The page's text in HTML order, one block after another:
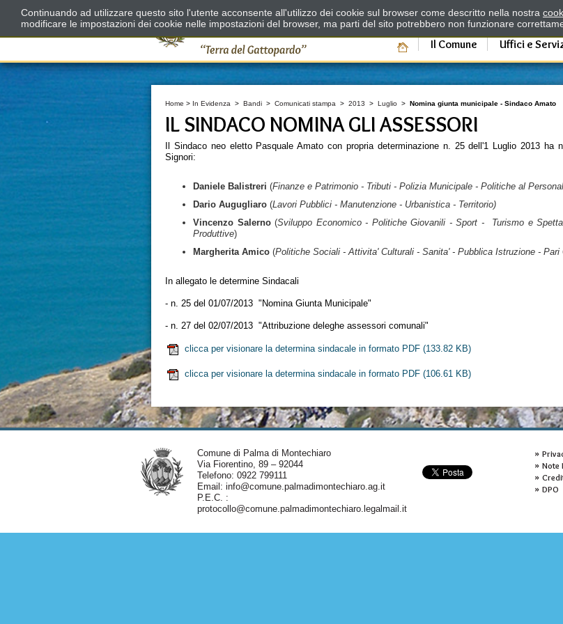
Il Comune Uffici e
Home > In Evidenza > Bandi > Comunicati stampa > 2013 > Luglio > Nomina giunta municipale - Sindaco Amato
IL SINDACO NOMINA GLI ASSESSORI
Il Sindaco neo eletto Pasquale Amato con propria determinazione n. 25 dell'1 Luglio 2013 ha
Signori:
Daniele Balistreri (Finanze e Patrimonio - Tributi - Polizia Municipale - Politiche al
Dario Augugliaro (Lavori Pubblici - Manutenzione - Urbanistica - Territorio)
Vincenzo Salerno(Sviluppo Economico - Politiche Giovanili - Sport - Turismo e
Produttive)
Margherita Amico (Politiche Sociali - Attivita' Culturali - Sanita' - Pubblica Istruzione - Pari
In allegato le determine Sindacali
- n. 25 del 01/07/2013 "Nomina Giunta Municipale"
- n. 27 del 02/07/2013 "Attribuzione deleghe assessori comunali"
clicca per visionare la determina sindacale in formato PDF (133.82 KB)
clicca per visionare la determina sindacale in formato PDF (106.61 KB)
Comune di Palma di Montechiaro
Via Fiorentino, 89 – 92044
Telefono: 0922 799111
Email: info@comune.palmadimontechiaro.ag.it
P.E.C. :
protocollo@comune.palmadimontechiaro.legalmail.it
Note
DPO
Continuando ad utilizzare questo sito l'utente acconsente all'utilizzo dei cookie sul browser come descritto nella nostra
modificare le impostazioni dei cookie nelle impostazioni del browser, ma parti del sito potrebbero non funzionare